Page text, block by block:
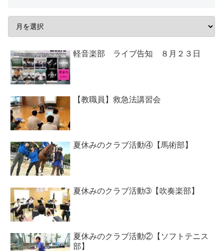
軽音楽部 ライブ告知 ８月２３日
【教職員】救急法講習会
夏休みのクラブ活動④【馬術部】
夏休みのクラブ活動➂【吹奏楽部】
夏休みのクラブ活動②【ソフトテニス
部】